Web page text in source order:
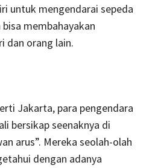
untuk mengendarai sepeda
membahayakan
dan orang lain.
Jakarta, para pengendara
bersikap seenaknya di
arus”. Mereka seolah-olah
dengan adanya